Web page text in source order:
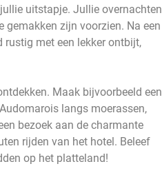
uitstapje. Jullie overnachten
gemakken zijn voorzien. Na een
rustig met een lekker ontbijt,
Maak bijvoorbeeld een
langs moerassen,
bezoek aan de charmante
rijden van het hotel. Beleef
op het platteland!